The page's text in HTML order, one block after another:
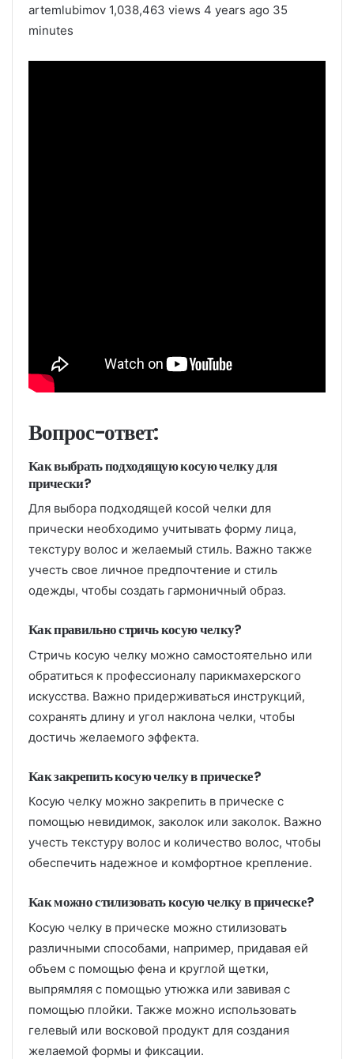
artemlubimov 1,038,463 views 4 years ago 35
minutes
Вопрос-ответ:
Как выбрать подходящую косую челку для
прически?
Для выбора подходящей косой челки для
прически необходимо учитывать форму лица,
текстуру волос и желаемый стиль. Важно также
учесть свое личное предпочтение и стиль
одежды, чтобы создать гармоничный образ.
Как правильно стричь косую челку?
Стричь косую челку можно самостоятельно или
обратиться к профессионалу парикмахерского
искусства. Важно придерживаться инструкций,
сохранять длину и угол наклона челки, чтобы
достичь желаемого эффекта.
Как закрепить косую челку в прическе?
Косую челку можно закрепить в прическе с
помощью невидимок, заколок или заколок. Важно
учесть текстуру волос и количество волос, чтобы
обеспечить надежное и комфортное крепление.
Как можно стилизовать косую челку в прическе?
Косую челку в прическе можно стилизовать
различными способами, например, придавая ей
объем с помощью фена и круглой щетки,
выпрямляя с помощью утюжка или завивая с
помощью плойки. Также можно использовать
гелевый или восковой продукт для создания
желаемой формы и фиксации.